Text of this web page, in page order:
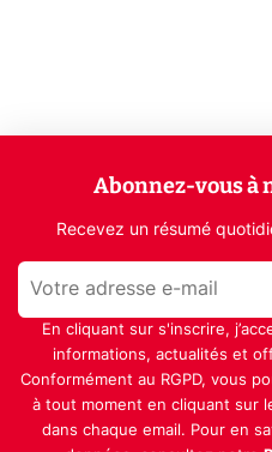
Abonnez-vous à
Recevez un résumé
En cliquant sur s'inscrire,
informations, actualités et
Conformément au RGPD, vous
à tout moment en cliquant sur
dans chaque email. Pour en